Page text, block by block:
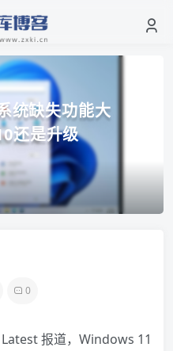
统缺失功能大
还是升级
0
报道，Windows 11